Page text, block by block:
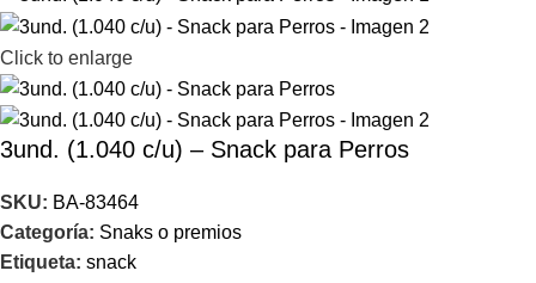
Click to enlarge
3und. (1.040 c/u) – Snack para Perros
SKU: BA-83464
Categoría: Snaks o premios
Etiqueta: snack